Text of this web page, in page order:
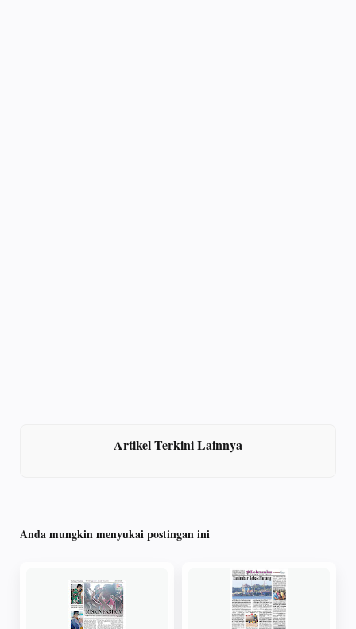
Artikel Terkini Lainnya
Anda mungkin menyukai postingan ini